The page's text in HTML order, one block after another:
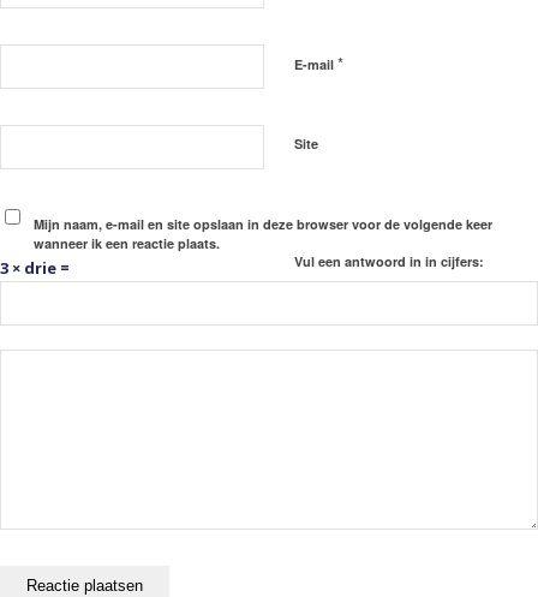
E-mail *
Site
Mijn naam, e-mail en site opslaan in deze browser voor de volgende keer
wanneer ik een reactie plaats.
Vul een antwoord in in cijfers:
3 × drie =